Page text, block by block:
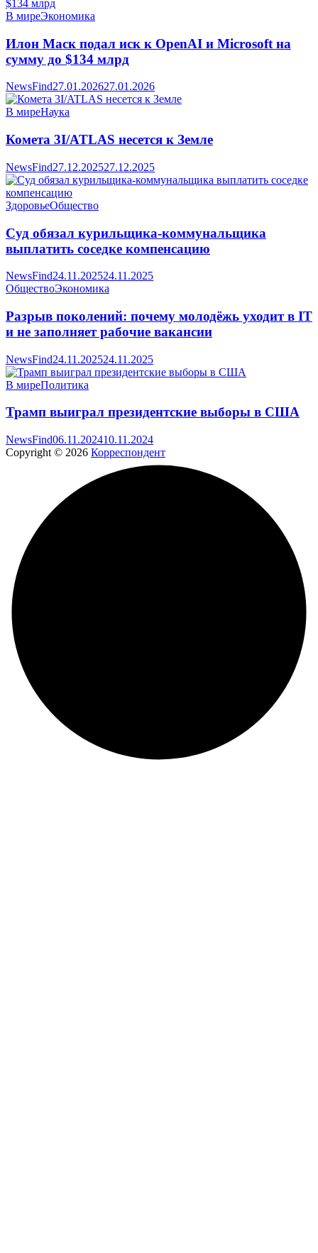
В миреЭкономика
Илон Маск подал иск к OpenAI и Microsoft на
сумму до $134 млрд
NewsFind27.01.202627.01.2026
В миреНаука
Комета 3I/ATLAS несется к Земле
NewsFind27.12.202527.12.2025
ЗдоровьеОбщество
Суд обязал курильщика-коммунальщика
выплатить соседке компенсацию
NewsFind24.11.202524.11.2025
ОбществоЭкономика
Разрыв поколений: почему молодёжь уходит в IT
и не заполняет рабочие вакансии
NewsFind24.11.202524.11.2025
В миреПолитика
Трамп выиграл президентские выборы в США
NewsFind06.11.202410.11.2024
Copyright © 2026 Корреспондент